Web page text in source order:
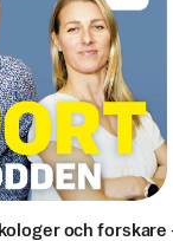
och forskare